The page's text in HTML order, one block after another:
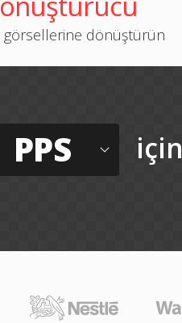
görsellerine dönüştürün
PPS için